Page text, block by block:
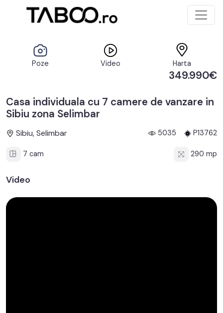
Poze Video Harta
349.990€
Casa individuala cu 7 camere de vanzare in
Sibiu zona Selimbar
Sibiu, Selimbar 5035 P13762
7 cam 290 mp
Video